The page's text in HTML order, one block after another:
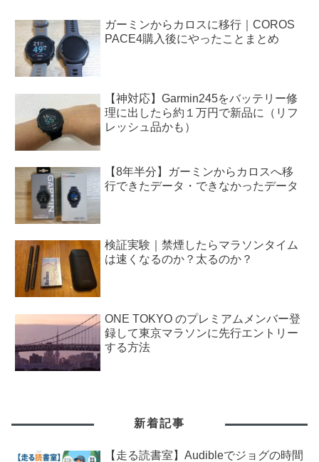
ガーミンからカロスに移行｜COROS
PACE4購入後にやったことまとめ
【神対応】Garmin245をバッテリー修
理に出したら約１万円で新品に（リフ
レッシュ品かも）
【8年半分】ガーミンからカロスへ移
行できたデータ・できなかったデータ
検証実験｜禁煙したらマラソンタイム
は速くなるのか？太るのか？
ONE TOKYO のプレミアムメンバー登
録して東京マラソンに先行エントリー
する方法
新着記事
【走る読書室】Audibleでジョグの時間